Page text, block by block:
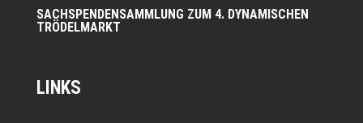
SACHSPENDENSAMMLUNG ZUM 4. DYNAMISCHEN
TRÖDELMARKT
LINKS